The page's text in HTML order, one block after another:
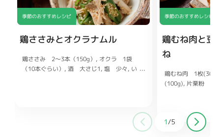
季節のおすすめレシピ
鶏ささみとオクラナムル
鶏ささみ 2〜3本（150g） オクラ 1袋
（10本ぐらい） 酒 大さじ1 塩 少々 い
季節のおすすめレシピ
鶏むね肉と豆
ね
鶏むね肉 1枚
(100g) 片栗粉 大
酒 大さじ
糖 大さじ1 オイ
1/5